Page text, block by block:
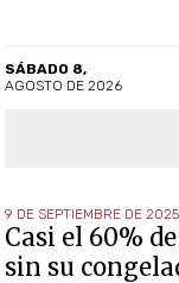
SÁBADO 8,
AGOSTO DE 2026
9 DE SEPTIEMBRE DE 2025
Casi el 60%
sin su